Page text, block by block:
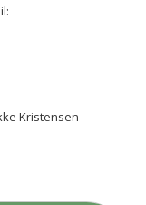
Kristensen